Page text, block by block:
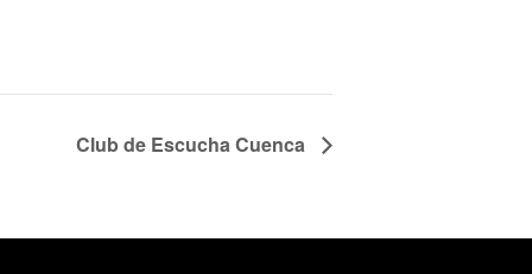
Club de Escucha Cuenca